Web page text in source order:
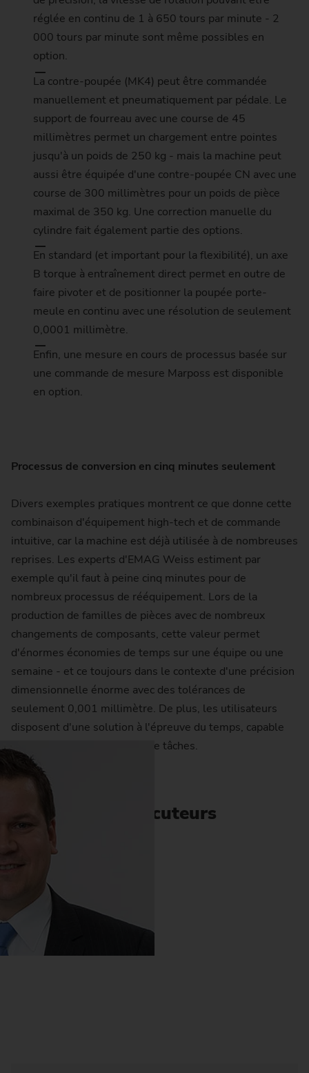
réglée en continu de 1 à 650 tours par minute - 2
000 tours par minute sont même possibles en
option.
La contre-poupée (MK4) peut être commandée
manuellement et pneumatiquement par pédale. Le
support de fourreau avec une course de 45
millimètres permet un chargement entre pointes
jusqu'à un poids de 250 kg - mais la machine peut
aussi être équipée d'une contre-poupée CN avec une
course de 300 millimètres pour un poids de pièce
maximal de 350 kg. Une correction manuelle du
cylindre fait également partie des options.
En standard (et important pour la flexibilité), un axe
B torque à entraînement direct permet en outre de
faire pivoter et de positionner la poupée porte-
meule en continu avec une résolution de seulement
0,0001 millimètre.
Enfin, une mesure en cours de processus basée sur
une commande de mesure Marposs est disponible
en option.
Processus de conversion en cinq minutes seulement
Divers exemples pratiques montrent ce que donne cette
combinaison d'équipement high-tech et de commande
intuitive, car la machine est déjà utilisée à de nombreuses
reprises. Les experts d'EMAG Weiss estiment par
exemple qu'il faut à peine cinq minutes pour de
nombreux processus de rééquipement. Lors de la
production de familles de pièces avec de nombreux
changements de composants, cette valeur permet
d'énormes économies de temps sur une équipe ou une
semaine - et ce toujours dans le contexte d'une précision
dimensionnelle énorme avec des tolérances de
seulement 0,001 millimètre. De plus, les utilisateurs
disposent d'une solution à l'épreuve du temps, capable
de traiter un grand nombre de tâches.
Interlocuteurs